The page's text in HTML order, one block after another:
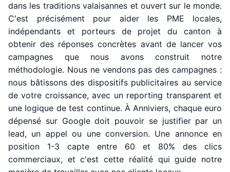
dans les traditions valaisannes et ouvert sur le monde.
C'est précisément pour aider les PME locales,
indépendants et porteurs de projet du canton à
obtenir des réponses concrètes avant de lancer vos
campagnes que nous avons construit notre
méthodologie. Nous ne vendons pas des campagnes :
nous bâtissons des dispositifs publicitaires au service
de votre croissance, avec un reporting transparent et
une logique de test continue. À Anniviers, chaque euro
dépensé sur Google doit pouvoir se justifier par un
lead, un appel ou une conversion. Une annonce en
position 1-3 capte entre 60 et 80% des clics
commerciaux, et c'est cette réalité qui guide notre